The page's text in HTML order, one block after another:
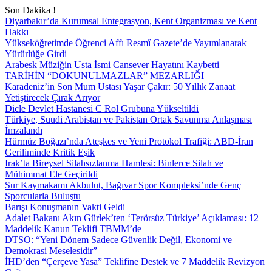
Son Dakika !
Diyarbakır’da Kurumsal Entegrasyon, Kent Organizması ve Kent
Hakkı
Yükseköğretimde Öğrenci Affı Resmî Gazete’de Yayımlanarak
Yürürlüğe Girdi
Arabesk Müziğin Usta İsmi Cansever Hayatını Kaybetti
TARİHİN “DOKUNULMAZLAR” MEZARLIĞI
Karadeniz’in Son Mum Ustası Yaşar Çakır: 50 Yıllık Zanaat
Yetiştirecek Çırak Arıyor
Dicle Devlet Hastanesi C Rol Grubuna Yükseltildi
Türkiye, Suudi Arabistan ve Pakistan Ortak Savunma Anlaşması
İmzalandı
Hürmüz Boğazı’nda Ateşkes ve Yeni Protokol Trafiği: ABD-İran
Geriliminde Kritik Eşik
Irak’ta Bireysel Silahsızlanma Hamlesi: Binlerce Silah ve
Mühimmat Ele Geçirildi
Sur Kaymakamı Akbulut, Bağıvar Spor Kompleksi’nde Genç
Sporcularla Buluştu
Barışı Konuşmanın Vakti Geldi
Adalet Bakanı Akın Gürlek’ten ‘Terörsüz Türkiye’ Açıklaması: 12
Maddelik Kanun Teklifi TBMM’de
DTSO: “Yeni Dönem Sadece Güvenlik Değil, Ekonomi ve
Demokrasi Meselesidir”
İHD’den “Çerçeve Yasa” Teklifine Destek ve 7 Maddelik Revizyon